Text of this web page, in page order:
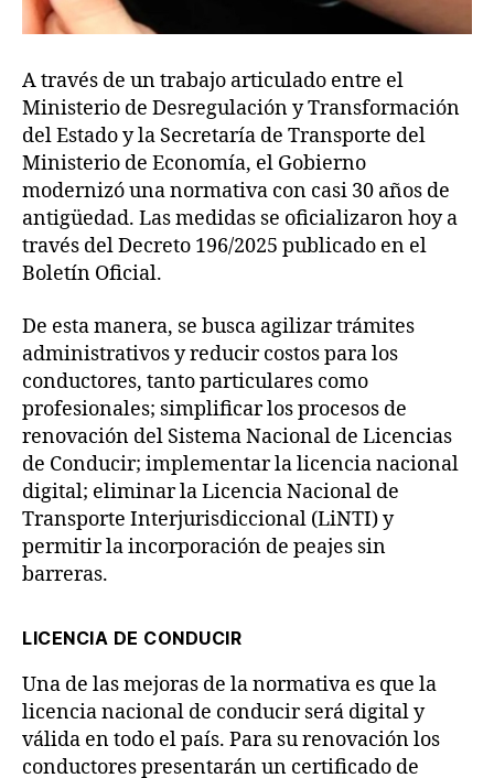
A través de un trabajo articulado entre el
Ministerio de Desregulación y Transformación
del Estado y la Secretaría de Transporte del
Ministerio de Economía, el Gobierno
modernizó una normativa con casi 30 años de
antigüedad. Las medidas se oficializaron hoy a
través del Decreto 196/2025 publicado en el
Boletín Oficial.
De esta manera, se busca agilizar trámites
administrativos y reducir costos para los
conductores, tanto particulares como
profesionales; simplificar los procesos de
renovación del Sistema Nacional de Licencias
de Conducir; implementar la licencia nacional
digital; eliminar la Licencia Nacional de
Transporte Interjurisdiccional (LiNTI) y
permitir la incorporación de peajes sin
barreras.
LICENCIA DE CONDUCIR
Una de las mejoras de la normativa es que la
licencia nacional de conducir será digital y
válida en todo el país. Para su renovación los
conductores presentarán un certificado de